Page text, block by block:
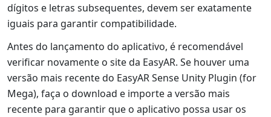
dígitos e letras subsequentes, devem ser exatamente
iguais para garantir compatibilidade.
Antes do lançamento do aplicativo, é recomendável
verificar novamente o site da EasyAR. Se houver uma
versão mais recente do EasyAR Sense Unity Plugin (for
Mega), faça o download e importe a versão mais
recente para garantir que o aplicativo possa usar os